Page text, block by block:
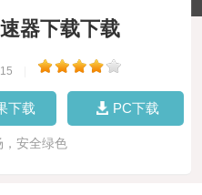
器下载下载
下载 PC下载
，安全绿色